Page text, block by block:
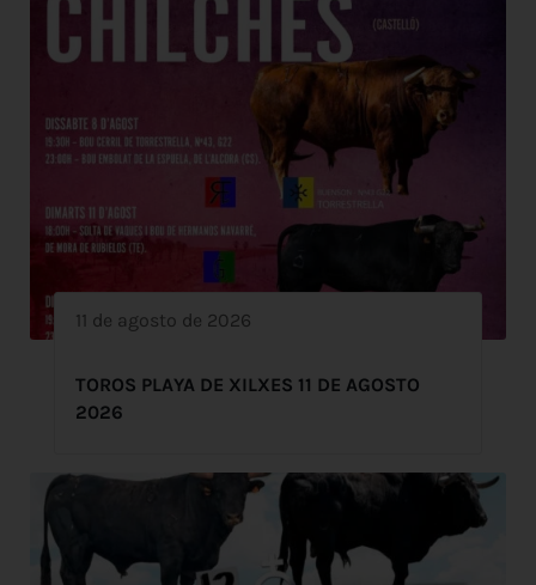
11 de agosto de 2026
TOROS PLAYA DE XILXES 11 DE AGOSTO
2026